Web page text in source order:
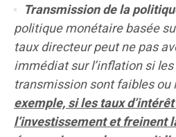
Transmission de la
politique monétaire basée
taux directeur peut ne pas
immédiat sur l’inflation si
transmission sont faibles ou
exemple, si les taux
l’investissement et freinent